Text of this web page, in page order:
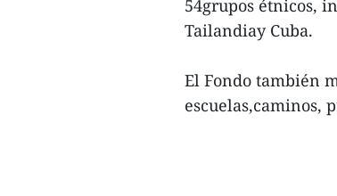
54grupos étnicos,
Tailandiay Cuba.
El Fondo también
escuelas,caminos,